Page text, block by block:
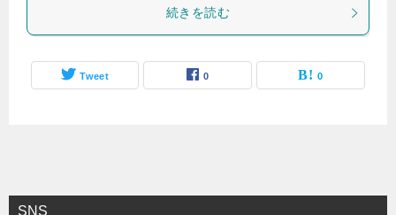
続きを読む
Tweet 0 0
SNS